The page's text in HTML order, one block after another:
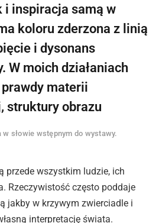
i inspiracja samą w
koloru zderzona z linią
i dysonans
W moich działaniach
materii
struktury obrazu
w słowie wstępnym do wystawy.
przede wszystkim ludzie, ich
Rzeczywistość często poddaje
jakby w krzywym zwierciadle i
interpretację świata.